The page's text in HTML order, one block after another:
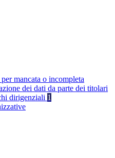
mancata o incompleta
dei dati da parte dei titolari
dirigenziali 1